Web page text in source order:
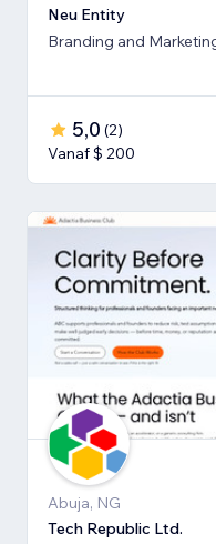
Neu Entity
Branding and
5,0 (2)
Vanaf $ 200
Abuja, NG
Tech Republic Ltd.